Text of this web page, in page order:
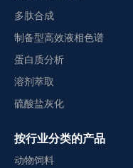
多肽合成
制备型高效液相色谱
蛋白质分析
溶剂萃取
硫酸盐灰化
按行业分类的产品
动物饲料